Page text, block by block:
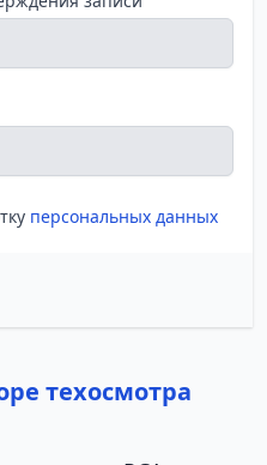
персональных данных
техосмотра